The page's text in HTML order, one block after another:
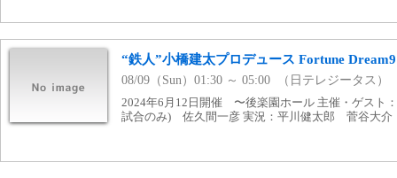
“鉄人”小橋建太プロデュース Fortune
08/09（Sun）01:30 ～ 05:00 （日テレジータス）
2024年6月12日開催 〜後楽園ホール 主催・ゲスト
試合のみ) 佐久間一彦 実況：平川健太郎 菅谷大介